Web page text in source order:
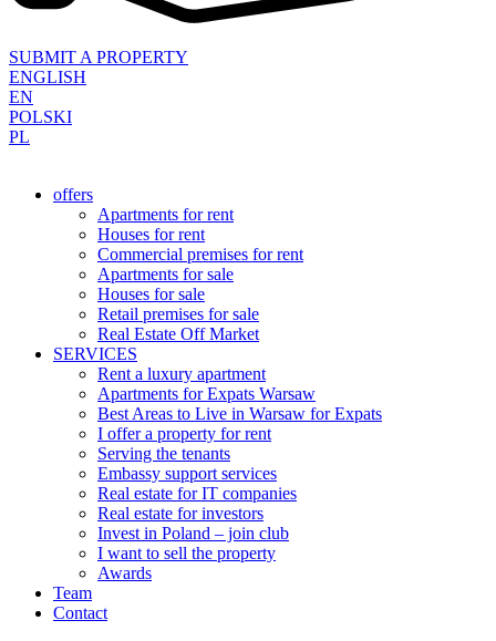
SUBMIT A PROPERTY
ENGLISH
EN
POLSKI
PL
offers
Apartments for rent
Houses for rent
Commercial premises for rent
Apartments for sale
Houses for sale
Retail premises for sale
Real Estate Off Market
SERVICES
Rent a luxury apartment
Apartments for Expats Warsaw
Best Areas to Live in Warsaw for Expats
I offer a property for rent
Serving the tenants
Embassy support services
Real estate for IT companies
Real estate for investors
Invest in Poland – join club
I want to sell the property
Awards
Team
Contact